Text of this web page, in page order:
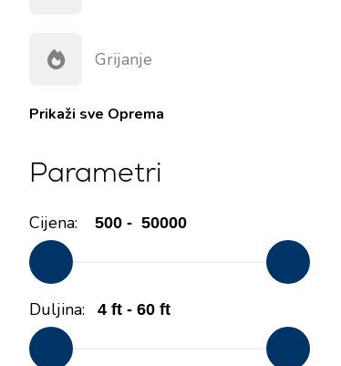
Grijanje
Prikaži sve Oprema
Parametri
Cijena:
Duljina:
Kontakt
Novosti / Blog
Partneri
Često postavljana pitanja
Katamarani
Motorni katamarani